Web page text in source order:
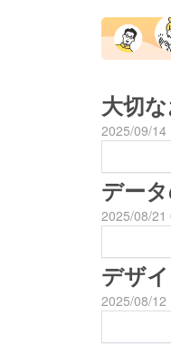
大切
2025/09/14
デー
2025/08/21
デザ
2025/08/12